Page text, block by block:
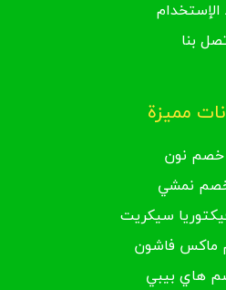
بنا
مميزة
خصم نون
نمشي
سيكريت
ماكس فاشون
هاي بيبي